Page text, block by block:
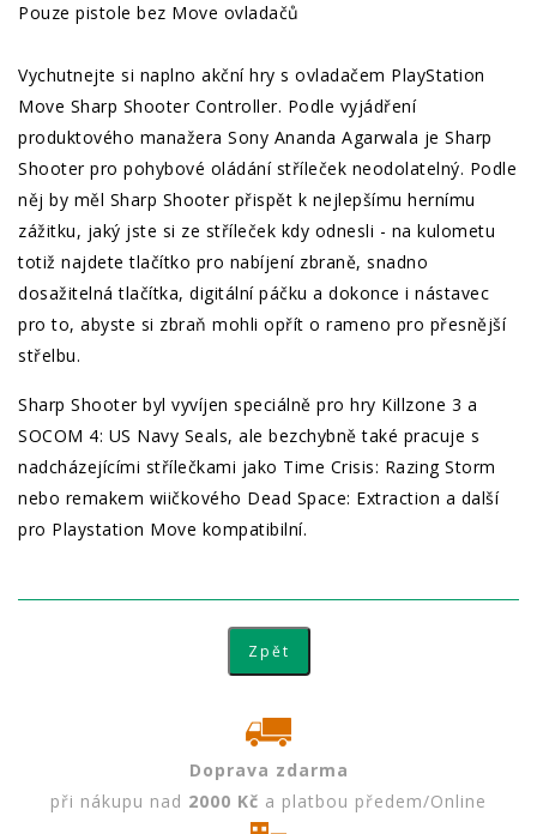
Pouze pistole bez Move ovladačů
Vychutnejte si naplno akční hry s ovladačem PlayStation
Move Sharp Shooter Controller. Podle vyjádření
produktového manažera Sony Ananda Agarwala je Sharp
Shooter pro pohybové oládání stříleček neodolatelný. Podle
něj by měl Sharp Shooter přispět k nejlepšímu hernímu
zážitku, jaký jste si ze stříleček kdy odnesli - na kulometu
totiž najdete tlačítko pro nabíjení zbraně, snadno
dosažitelná tlačítka, digitální páčku a dokonce i nástavec
pro to, abyste si zbraň mohli opřít o rameno pro přesnější
střelbu.
Sharp Shooter byl vyvíjen speciálně pro hry Killzone 3 a
SOCOM 4: US Navy Seals, ale bezchybně také pracuje s
nadcházejícími střílečkami jako Time Crisis: Razing Storm
nebo remakem wiičkového Dead Space: Extraction a další
pro Playstation Move kompatibilní.
Doprava zdarma
při nákupu nad 2000 Kč a platbou předem/Online